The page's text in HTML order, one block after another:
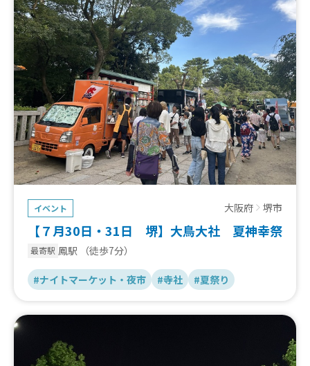
イベント 大阪府 堺市
【７月30日・31日 堺】大鳥大社 夏神幸祭
最寄駅 鳳駅 （徒歩7分）
#ナイトマーケット・夜市 #寺社 #夏祭り